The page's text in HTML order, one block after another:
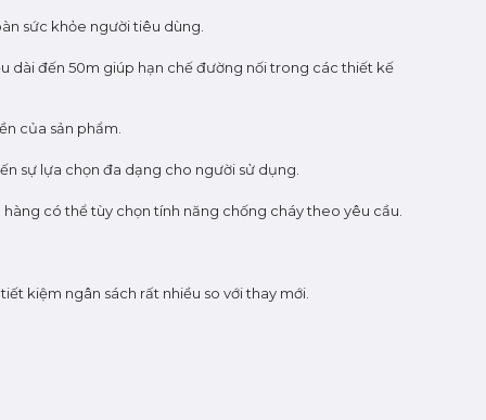
sức khỏe người tiêu dùng.
dài đến 50m giúp hạn chế đường nối trong các thiết kế
của sản phẩm.
sự lựa chọn đa dạng cho người sử dụng.
có thể tùy chọn tính năng chống cháy theo yêu cầu.
kiệm ngân sách rất nhiều so với thay mới.